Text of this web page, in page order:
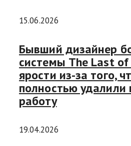
15.06.2026
Бывший дизайнер
системы The Last of
ярости из-за того,
полностью удалили
работу
19.04.2026